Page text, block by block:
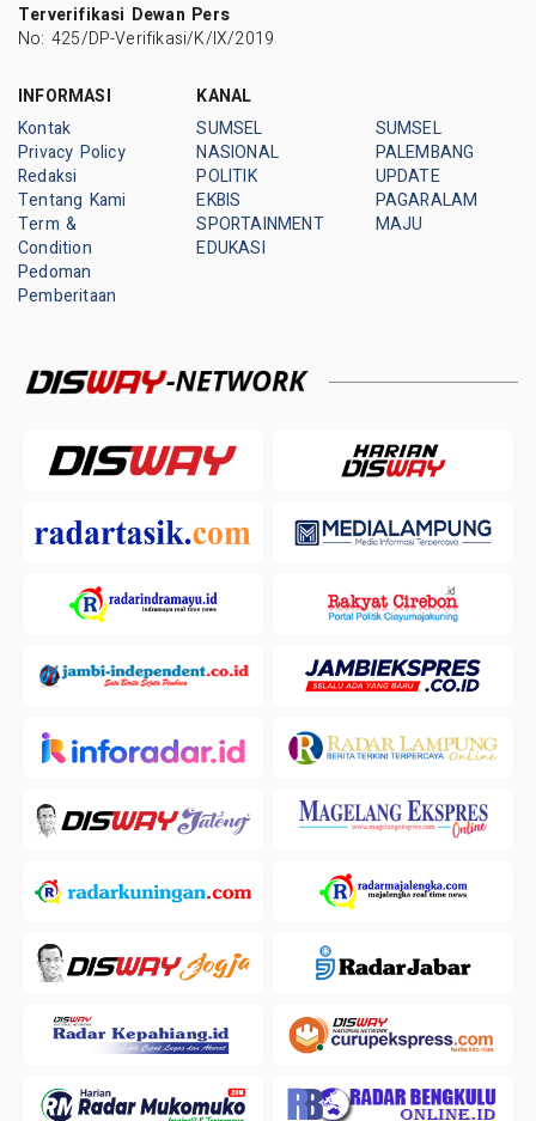
Terverifikasi Dewan Pers
No: 425/DP-Verifikasi/K/IX/2019
INFORMASI
Kontak
Privacy Policy
Redaksi
Tentang Kami
Term &
Condition
Pedoman
Pemberitaan
KANAL
SUMSEL
NASIONAL
POLITIK
EKBIS
SPORTAINMENT
EDUKASI
SUMSEL
PALEMBANG
UPDATE
PAGARALAM
MAJU